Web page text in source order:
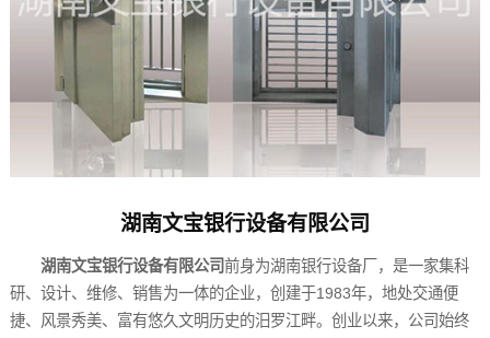
湖南文宝银行设备有限公司
湖南文宝银行设备有限公司前身为湖南银行设备厂，是一家集科
研、设计、维修、销售为一体的企业，创建于1983年，地处交通便
捷、风景秀美、富有悠久文明历史的汨罗江畔。创业以来，公司始终